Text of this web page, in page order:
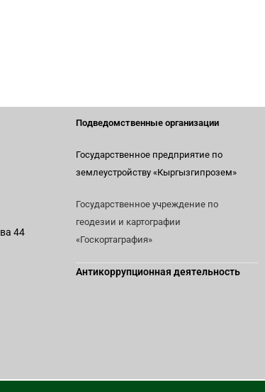
44
Подведомственные организации
Государственное предприятие по
землеустройству «Кыргызгипрозем»
Государственное учреждение по
геодезии и картографии
«Госкортаграфия»
Антикоррупционная деятельность